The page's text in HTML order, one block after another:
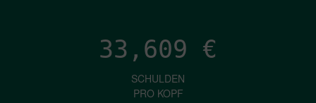
33,609 €
SCHULDEN
PRO KOPF